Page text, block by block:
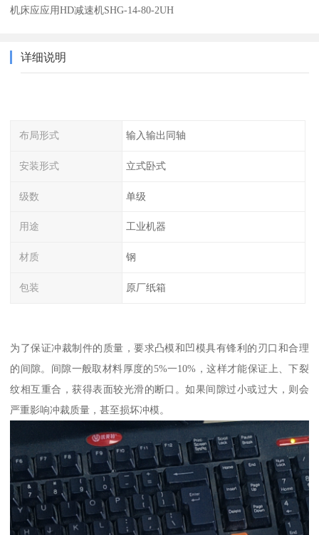
机床应应用HD减速机SHG-14-80-2UH
详细说明
布局形式 输入输出同轴
安装形式 立式卧式
级数 单级
用途 工业机器
材质 钢
包装 原厂纸箱
为了保证冲裁制件的质量，要求凸模和凹模具有锋利的刃口和合理
的间隙。间隙一般取材料厚度的5%一10%，这样才能保证上、下裂
纹相互重合，获得表面较光滑的断口。如果间隙过小或过大，则会
严重影响冲裁质量，甚至损坏冲模。